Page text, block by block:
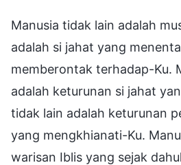
Manusia tidak lain adalah
adalah si jahat yang
memberontak terhadap-Ku.
adalah keturunan si jahat
tidak lain adalah keturunan
yang mengkhianati-Ku.
warisan Iblis yang sejak